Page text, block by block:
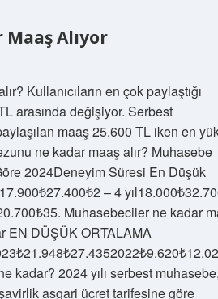
Alıyor
Kullanıcıların en çok paylaştığı
arasında değişiyor. Serbest
maaş 25.600 TL iken en
ne kadar maaş alır? Muhasebe
2024Deneyim Süresi En Düşük
– 4
Muhasebeciler ne kadar
EN DÜŞÜK ORTALAMA
kadar? 2024 yılı serbest
asgari ücret tarifesine göre